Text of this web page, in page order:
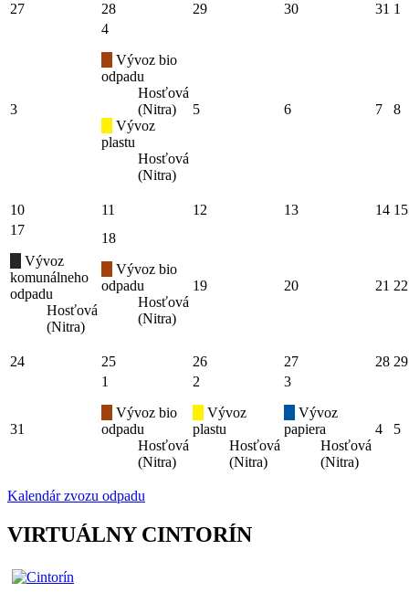
27
28 29 30 31 1
3
4
Vývoz bio
odpadu
Hosťová
(Nitra)
Vývoz
plastu
Hosťová
(Nitra)
5 6 7 8
10 11 12 13 14 15
17
Vývoz
komunálneho
odpadu
Hosťová
(Nitra)
18
Vývoz bio
odpadu
Hosťová
(Nitra)
19 20 21 22
24 25 26 27 28 29
31
1
Vývoz bio
odpadu
Hosťová
(Nitra)
2
Vývoz
plastu
Hosťová
(Nitra)
3
Vývoz
papiera
Hosťová
(Nitra)
4 5
Kalendár zvozu odpadu
VIRTUÁLNY CINTORÍN